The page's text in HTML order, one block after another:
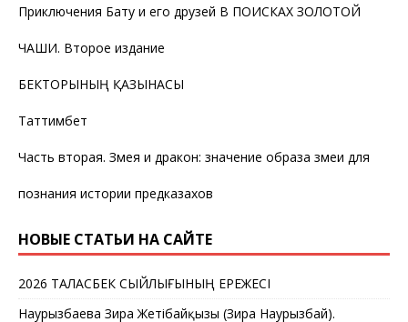
Приключения Бату и его друзей В ПОИСКАХ ЗОЛОТОЙ
ЧАШИ. Второе издание
БЕКТОРЫНЫҢ ҚАЗЫНАСЫ
Таттимбет
Часть вторая. Змея и дракон: значение образа змеи для
познания истории предказахов
НОВЫЕ СТАТЬИ НА САЙТЕ
2026 ТАЛАСБЕК СЫЙЛЫҒЫНЫҢ ЕРЕЖЕСІ
Наурызбаева Зира Жетібайқызы (Зира Наурызбай).